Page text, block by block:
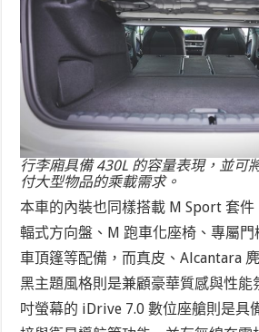
行李廂具備 430L 的容量表現，並可
付大型物品的乘載需求。
本車的內裝也同樣搭載 M Sport 套件
輻式方向盤、M 跑車化座椅、專屬
車頂篷等配備，而真皮、Alcantara
黑主題風格則是兼顧豪華質感與性能
吋螢幕的 iDrive 7.0 數位座艙則是具